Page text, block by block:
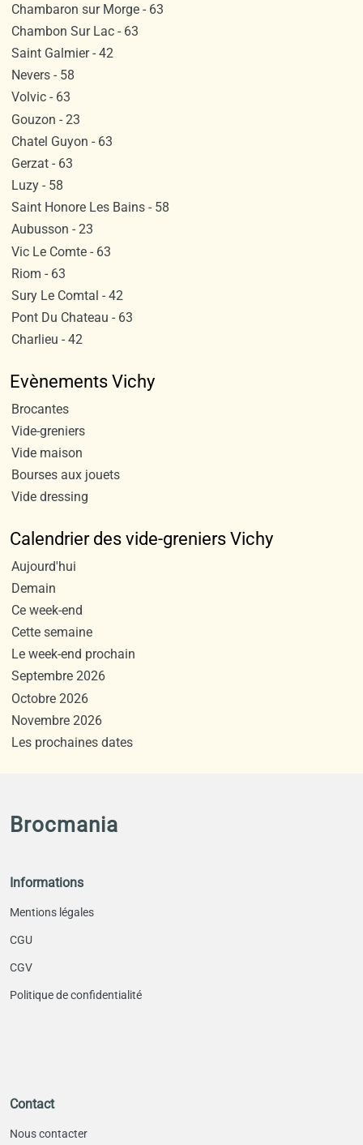
Chambaron sur Morge - 63
Chambon Sur Lac - 63
Saint Galmier - 42
Nevers - 58
Volvic - 63
Gouzon - 23
Chatel Guyon - 63
Gerzat - 63
Luzy - 58
Saint Honore Les Bains - 58
Aubusson - 23
Vic Le Comte - 63
Riom - 63
Sury Le Comtal - 42
Pont Du Chateau - 63
Charlieu - 42
Evènements Vichy
Brocantes
Vide-greniers
Vide maison
Bourses aux jouets
Vide dressing
Calendrier des vide-greniers Vichy
Aujourd'hui
Demain
Ce week-end
Cette semaine
Le week-end prochain
Septembre 2026
Octobre 2026
Novembre 2026
Les prochaines dates
Brocmania
Informations
Mentions légales
CGU
CGV
Politique de confidentialité
Contact
Nous contacter